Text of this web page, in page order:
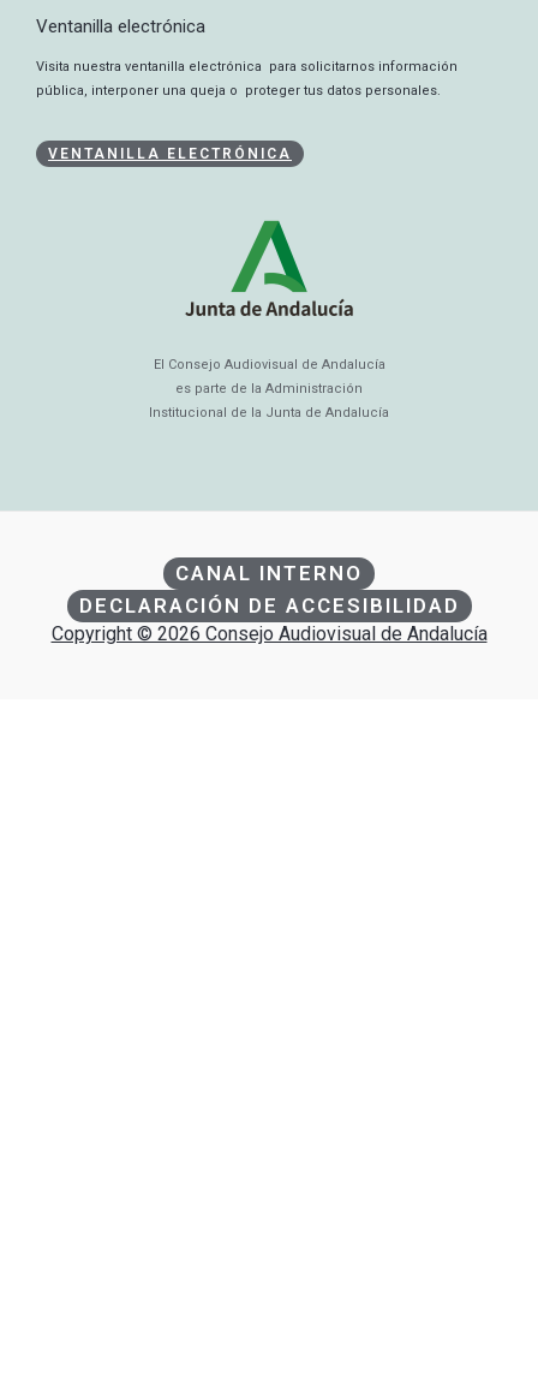
Ventanilla electrónica
Visita nuestra ventanilla electrónica para solicitarnos información
pública, interponer una queja o proteger tus datos personales.
VENTANILLA ELECTRÓNICA
El Consejo Audiovisual de Andalucía
es parte de la Administración
Institucional de la Junta de Andalucía
CANAL INTERNO
DECLARACIÓN DE ACCESIBILIDAD
Copyright © 2026 Consejo Audiovisual de Andalucía